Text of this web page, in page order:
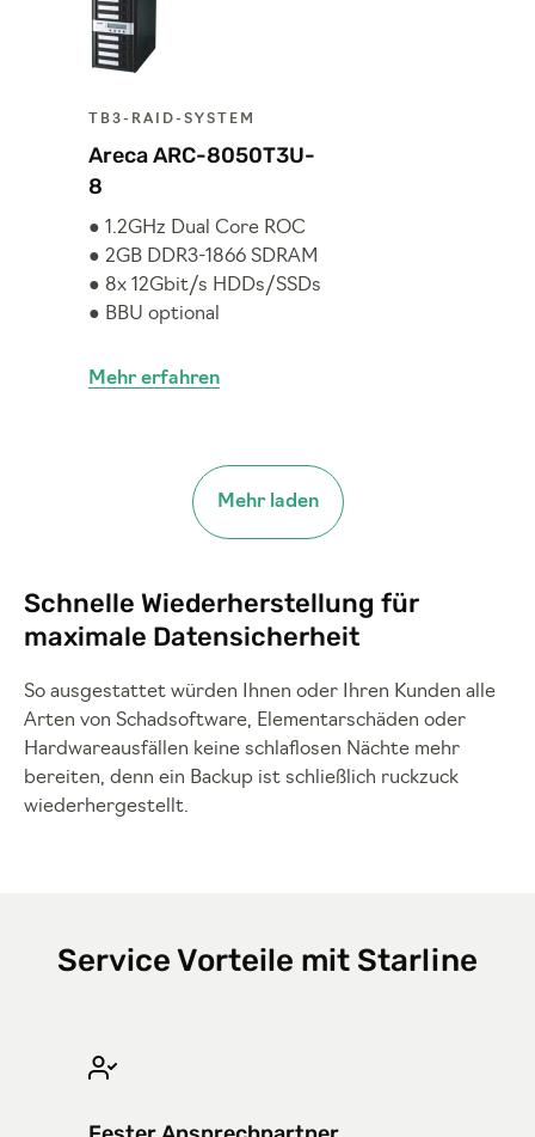
TB3-RAID-SYSTEM
Areca ARC-8050T3U-
8
● 1.2GHz Dual Core ROC
● 2GB DDR3-1866 SDRAM
● 8x 12Gbit/s HDDs/SSDs
● BBU optional
Mehr erfahren
Mehr laden
Schnelle Wiederherstellung für
maximale Datensicherheit
So ausgestattet würden Ihnen oder Ihren Kunden alle
Arten von Schadsoftware, Elementarschäden oder
Hardwareausfällen keine schlaflosen Nächte mehr
bereiten, denn ein Backup ist schließlich ruckzuck
wiederhergestellt.
Service Vorteile mit Starline